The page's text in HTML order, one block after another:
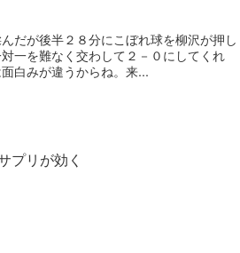
だが後半２８分にこぼれ球を柳沢が押し
一を難なく交わして２－０にしてくれ
白みが違うからね。来...
プリが効く